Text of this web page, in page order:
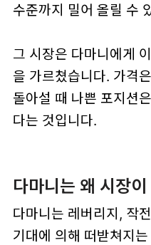
수준까지 밀어 올릴 수
그 시장은 다마니에게
을 가르쳤습니다. 가격
돌아설 때 나쁜 포지션
다는 것입니다.
다마니는 왜 시장
다마니는 레버리지, 작
기대에 의해 떠받쳐지